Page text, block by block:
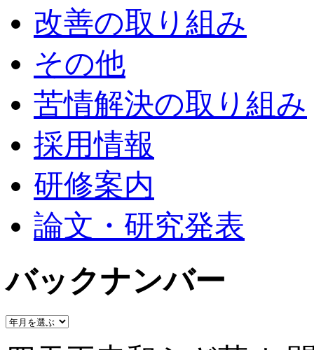
改善の取り組み
その他
苦情解決の取り組み
採用情報
研修案内
論文・研究発表
バックナンバー